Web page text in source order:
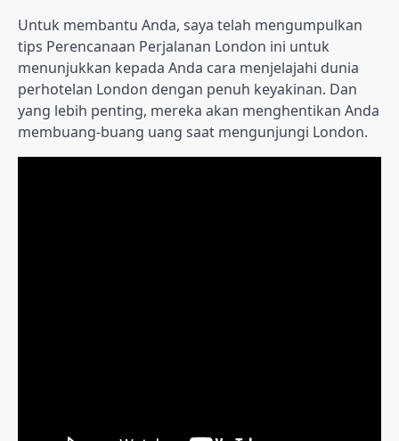
Untuk membantu Anda, saya telah mengumpulkan
tips Perencanaan Perjalanan London ini untuk
menunjukkan kepada Anda cara menjelajahi dunia
perhotelan London dengan penuh keyakinan. Dan
yang lebih penting, mereka akan menghentikan Anda
membuang-buang uang saat mengunjungi London.